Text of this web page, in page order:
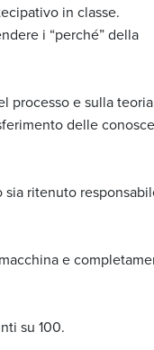
in classe.
i “perché” della
processo e sulla
delle
ritenuto
e
su 100.